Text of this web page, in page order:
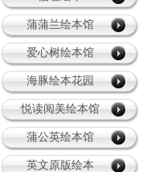
蒲蒲兰绘本馆
爱心树绘本馆
海豚绘本花园
悦读阅美绘本馆
蒲公英绘本馆
英文原版绘本